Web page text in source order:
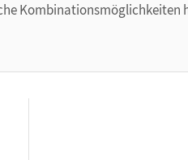
Kombinationsmöglichkeiten